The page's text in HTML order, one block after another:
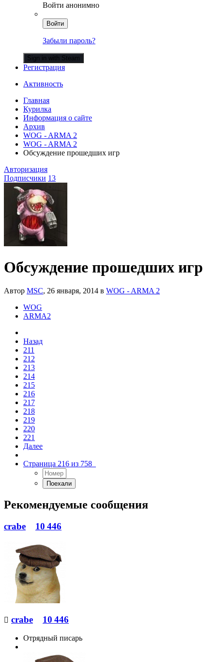
Войти анонимно
Войти
Забыли пароль?
Sign in with Steam
Регистрация
Активность
Главная
Курилка
Информация о сайте
Архив
WOG - ARMA 2
WOG - ARMA 2
Обсуждение прошедших игр
Авторизация
Подписчики 13
Обсуждение прошедших игр
Автор MSC, 26 января, 2014 в WOG - ARMA 2
WOG
ARMA2
Назад
211
212
213
214
215
216
217
218
219
220
221
Далее
Страница 216 из 758
Рекомендуемые сообщения
crabe 10 446
 crabe 10 446
Отрядный писарь